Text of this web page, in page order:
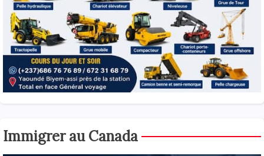
Immigrer au Canada